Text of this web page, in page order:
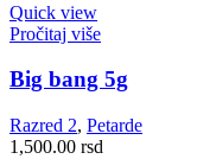
Quick view
Pročitaj više
Big bang 5g
Razred 2, Petarde
1,500.00 rsd